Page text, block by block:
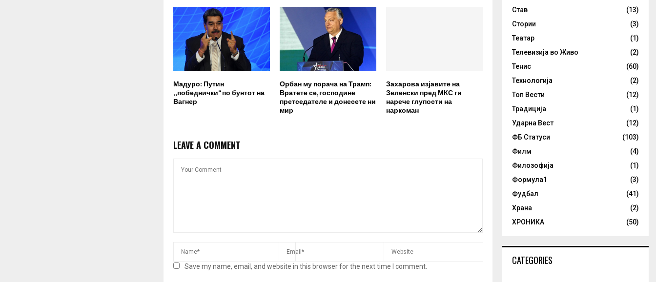
Мадуро: Путин
„победнички“ по бунтот на
Вагнер
Орбан му порача на Трамп:
Вратете се, господине
претседателе и донесете ни
мир
Захарова изјавите на
Зеленски пред МКС ги
нарече глупости на
наркоман
LEAVE A COMMENT
Save my name, email, and website in this browser for the next time I comment.
Став
(13)
Стории
(3)
Театар
(1)
Телевизија во Живо
(2)
Тенис
(60)
Технологија
(2)
Топ Вести
(12)
Традиција
(1)
Ударна Вест
(12)
ФБ Статуси
(103)
Филм
(4)
Филозофија
(1)
Формула1
(3)
Фудбал
(41)
Храна
(2)
ХРОНИКА
(50)
CATEGORIES